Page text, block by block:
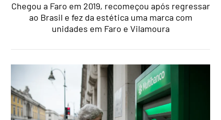
Chegou a Faro em 2019, recomeçou após regressar
ao Brasil e fez da estética uma marca com
unidades em Faro e Vilamoura